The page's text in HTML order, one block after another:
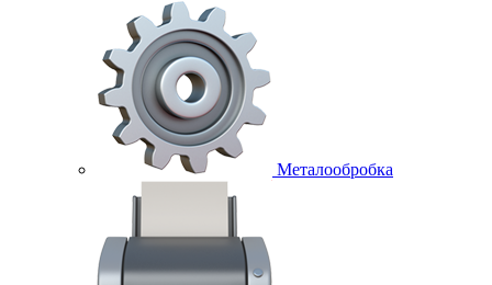
Металообробка